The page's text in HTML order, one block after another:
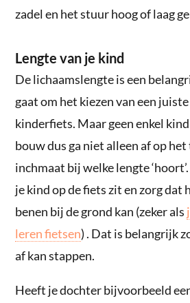
zadel en het stuur hoog of laag
Lengte van je kind
De lichaamslengte is een
gaat om het kiezen van een
kinderfiets. Maar geen enkel
bouw dus ga niet alleen af op
inchmaat bij welke lengte
je kind op de fiets zit en zorg dat
benen bij de grond kan (zeker als
leren fietsen) . Dat is belangrijk
af kan stappen.
Heeft je dochter bijvoorbeeld